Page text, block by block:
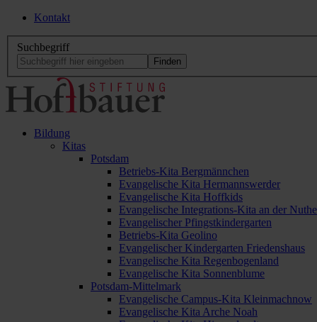
Kontakt
Suchbegriff
Bildung
Kitas
Potsdam
Betriebs-Kita Bergmännchen
Evangelische Kita Hermannswerder
Evangelische Kita Hoffkids
Evangelische Integrations-Kita an der Nuthe
Evangelischer Pfingstkindergarten
Betriebs-Kita Geolino
Evangelischer Kindergarten Friedenshaus
Evangelische Kita Regenbogenland
Evangelische Kita Sonnenblume
Potsdam-Mittelmark
Evangelische Campus-Kita Kleinmachnow
Evangelische Kita Arche Noah